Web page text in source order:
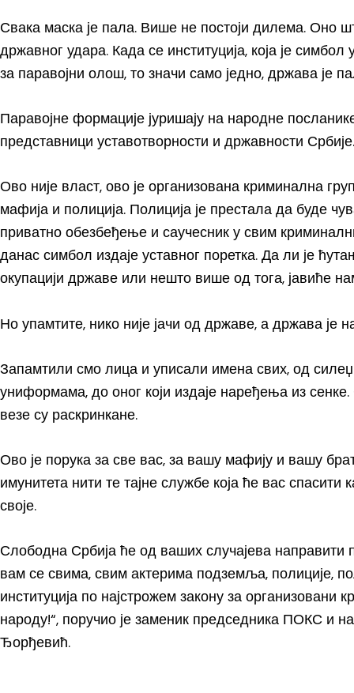
Свака маска је пала. Више не постоји дилема. Оно
државног удара. Када се институција, која је
за паравојни олош, то значи само једно, држава је
Паравојне формације јуришају на народне
представници уставотворности и државности Србије.
Ово није власт, ово је организована криминална
мафија и полиција. Полиција је престала да буде
приватно обезбеђење и саучесник у свим
данас симбол издаје уставног поретка. Да ли је
окупацији државе или нешто више од тога, јавиће
Но упамтите, нико није јачи од државе, а држава је
Запамтили смо лица и уписали имена свих, од
униформама, до оног који издаје наређења из
везе су раскринкане.
Ово је порука за све вас, за вашу мафију и вашу
имунитета нити те тајне службе која ће вас
своје.
Слободна Србија ће од ваших случајева направити
вам се свима, свим актерима подземља, полиције,
институција по најстрожем закону за организовани
народу!“, поручио је заменик председника ПОКС и
Ђорђевић.